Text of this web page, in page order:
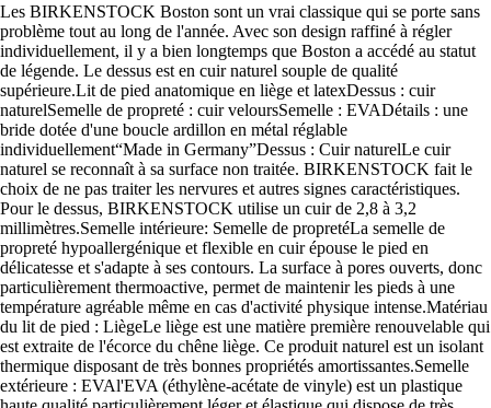
Les BIRKENSTOCK Boston sont un vrai classique qui se porte sans
problème tout au long de l'année. Avec son design raffiné à régler
individuellement, il y a bien longtemps que Boston a accédé au statut
de légende. Le dessus est en cuir naturel souple de qualité
supérieure.Lit de pied anatomique en liège et latexDessus : cuir
naturelSemelle de propreté : cuir veloursSemelle : EVADétails : une
bride dotée d'une boucle ardillon en métal réglable
individuellement“Made in Germany”Dessus : Cuir naturelLe cuir
naturel se reconnaît à sa surface non traitée. BIRKENSTOCK fait le
choix de ne pas traiter les nervures et autres signes caractéristiques.
Pour le dessus, BIRKENSTOCK utilise un cuir de 2,8 à 3,2
millimètres.Semelle intérieure: Semelle de propretéLa semelle de
propreté hypoallergénique et flexible en cuir épouse le pied en
délicatesse et s'adapte à ses contours. La surface à pores ouverts, donc
particulièrement thermoactive, permet de maintenir les pieds à une
température agréable même en cas d'activité physique intense.Matériau
du lit de pied : LiègeLe liège est une matière première renouvelable qui
est extraite de l'écorce du chêne liège. Ce produit naturel est un isolant
thermique disposant de très bonnes propriétés amortissantes.Semelle
extérieure : EVAl'EVA (éthylène-acétate de vinyle) est un plastique